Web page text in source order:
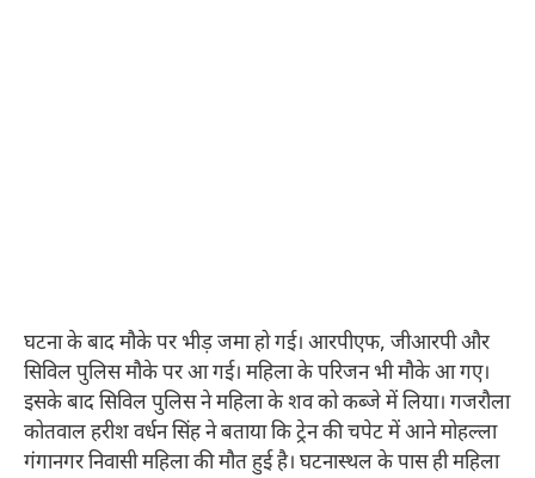
घटना के बाद मौके पर भीड़ जमा हो गई। आरपीएफ, जीआरपी और
सिविल पुलिस मौके पर आ गई। महिला के परिजन भी मौके आ गए।
इसके बाद सिविल पुलिस ने महिला के शव को कब्जे में लिया। गजरौला
कोतवाल हरीश वर्धन सिंह ने बताया कि ट्रेन की चपेट में आने मोहल्ला
गंगानगर निवासी महिला की मौत हुई है। घटनास्थल के पास ही महिला